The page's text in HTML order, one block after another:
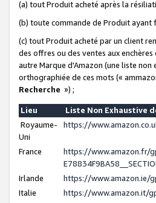
(a) tout Produit acheté après la
(b) toute commande de Produit
(c) tout Produit acheté par un client
des offres ou des ventes aux
autre Marque d'Amazon (une liste
orthographiée de ces mots («
Recherche ») ;
Lieu
Liste Non Exhaustive
Royaume-
Uni
https://
France
https://www.amazon.fr/
Irlande
https://www.amazon.ie/
Italie
https://www.amazon.it/